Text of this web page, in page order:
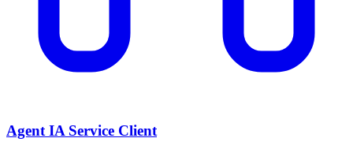
Agent IA Service Client